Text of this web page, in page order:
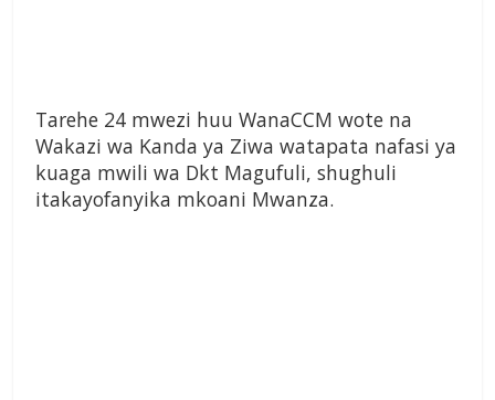
Tarehe 24 mwezi huu WanaCCM wote na
Wakazi wa Kanda ya Ziwa watapata nafasi ya
kuaga mwili wa Dkt Magufuli, shughuli
itakayofanyika mkoani Mwanza.